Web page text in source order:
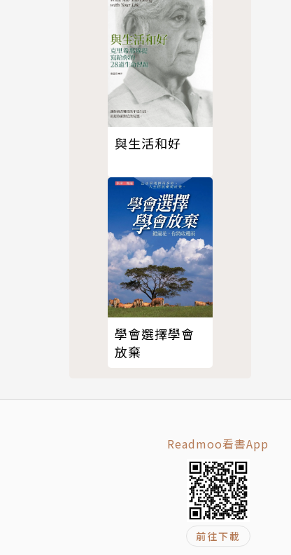
與生活和好
學會選擇學會
放棄
Readmoo看書App
前往下載